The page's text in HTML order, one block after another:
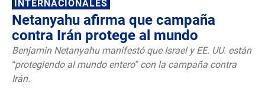
INTERNACIONALES
Netanyahu afirma que campaña
contra Irán protege al mundo
Benjamin Netanyahu manifestó que Israel y EE. UU. están
“protegiendo al mundo entero” con la campaña contra
Irán.